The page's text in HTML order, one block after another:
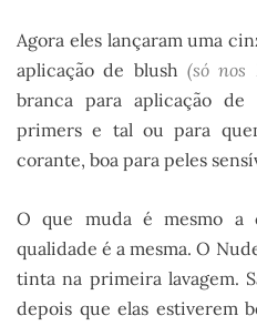
Agora eles lançaram uma
aplicação de blush (só nos
branca para aplicação
primers e tal ou para
corante, boa para peles
O que muda é mesmo
qualidade é a mesma. O
tinta na primeira lavagem.
depois que elas estiverem